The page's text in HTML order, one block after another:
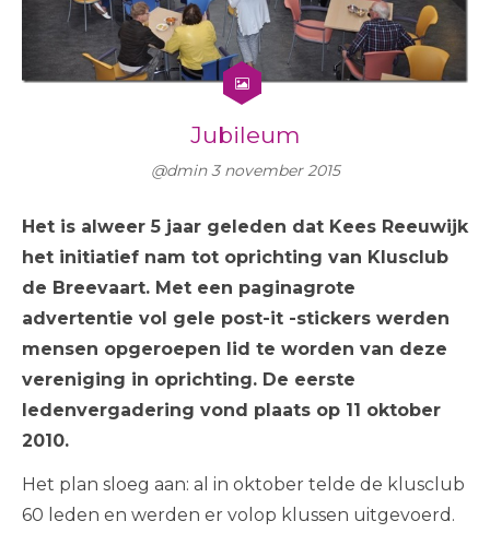
Jubileum
@dmin3 november 2015
Het is alweer 5 jaar geleden dat Kees Reeuwijk
het initiatief nam tot oprichting van Klusclub
de Breevaart. Met een paginagrote
advertentie vol gele post-it -stickers werden
mensen opgeroepen lid te worden van deze
vereniging in oprichting. De eerste
ledenvergadering vond plaats op 11 oktober
2010.
Het plan sloeg aan: al in oktober telde de klusclub
60 leden en werden er volop klussen uitgevoerd.